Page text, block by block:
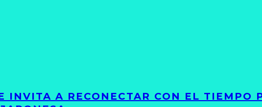
A RECONECTAR CON EL TIEMPO